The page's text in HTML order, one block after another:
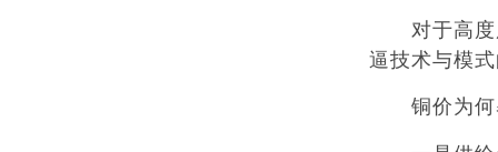
对于高度
逼技术与模
铜价为